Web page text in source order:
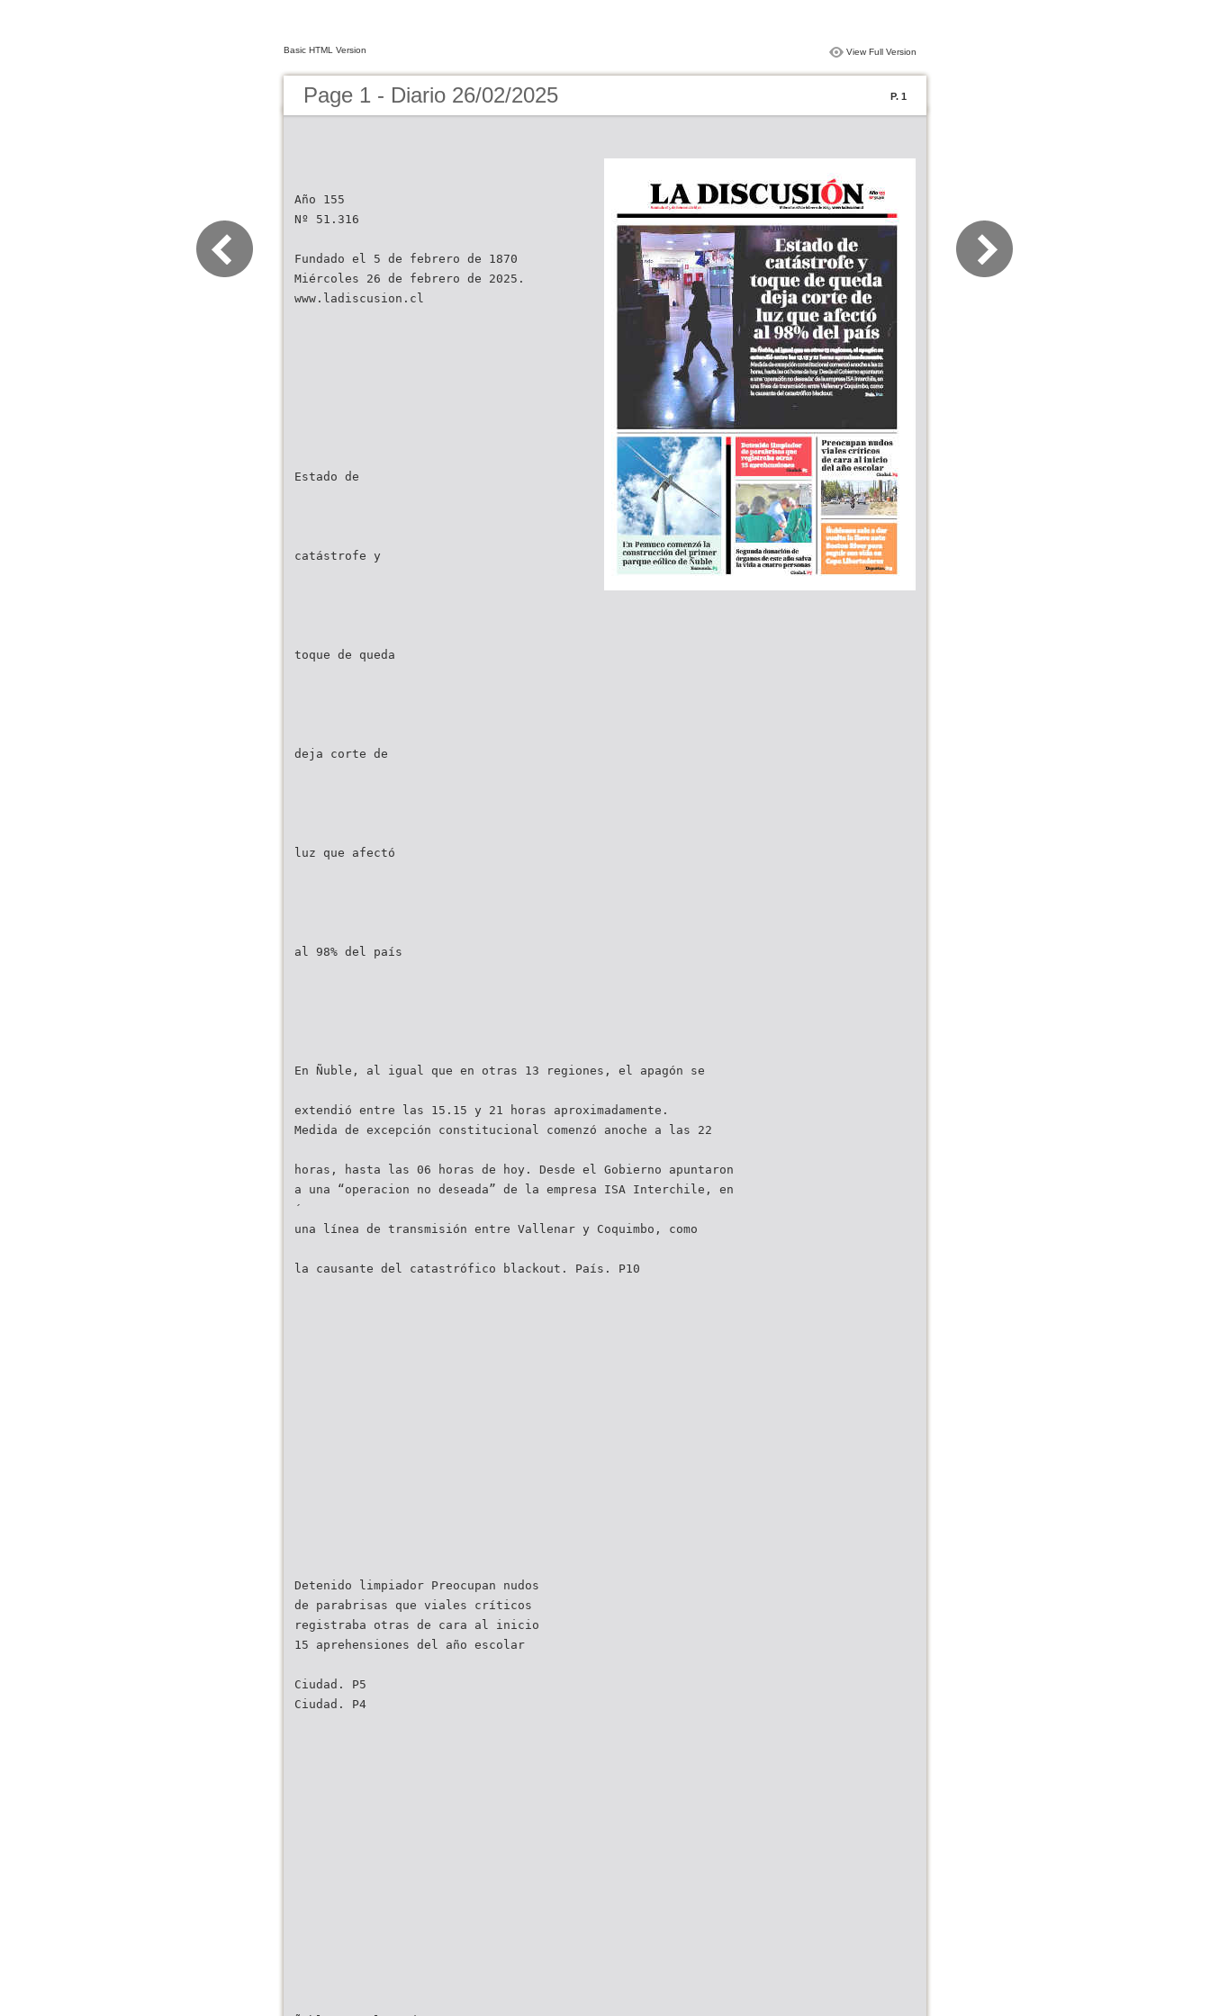
Basic HTML Version View Full Version
Page 1 - Diario 26/02/2025 P. 1
Año 155
Nº 51.316
Fundado el 5 de febrero de 1870
Miércoles 26 de febrero de 2025.
www.ladiscusion.cl
Estado de
catástrofe y
toque de queda
deja corte de
luz que afectó
al 98% del país
En Ñuble, al igual que en otras 13 regiones, el apagón se
extendió entre las 15.15 y 21 horas aproximadamente.
Medida de excepción constitucional comenzó anoche a las 22
horas, hasta las 06 horas de hoy. Desde el Gobierno apuntaron
a una “operacion no deseada” de la empresa ISA Interchile, en
una línea de transmisión entre Vallenar y Coquimbo, como
la causante del catastrófico blackout. País. P10
Detenido limpiador Preocupan nudos
de parabrisas que viales críticos
registraba otras de cara al inicio
15 aprehensiones del año escolar
Ciudad. P5
Ciudad. P4